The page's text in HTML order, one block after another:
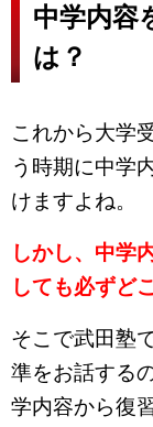
中学内容
は？
これから大学
う時期に中学
けますよね。
しかし、中学
しても必ずど
そこで武田塾
準をお話する
学内容から復